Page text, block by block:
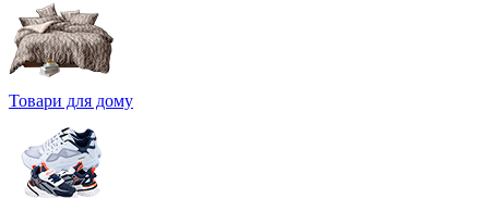
Товари для дому